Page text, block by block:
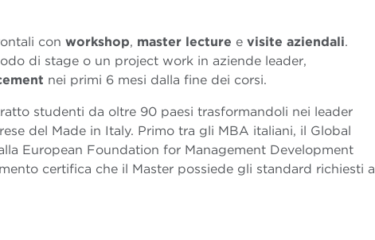
con workshop, master lecture e visite aziendali.
di stage o un project work in aziende leader,
nei primi 6 mesi dalla fine dei corsi.
studenti da oltre 90 paesi trasformandoli nei leader
del Made in Italy. Primo tra gli MBA italiani, il Global
European Foundation for Management Development
certifica che il Master possiede gli standard richiesti a